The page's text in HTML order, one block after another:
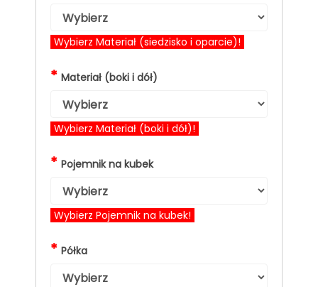
Wybierz Materiał (siedzisko i oparcie)!
* Materiał (boki i dół)
Wybierz Materiał (boki i dół)!
* Pojemnik na kubek
Wybierz Pojemnik na kubek!
* Półka